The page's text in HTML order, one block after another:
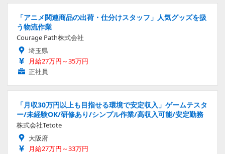
「アニメ関連商品の出荷・仕分けスタッフ」人気グッズを扱
う物流作業
Courage Path株式会社
埼玉県
月給27万円～35万円
正社員
「月収30万円以上も目指せる環境で安定収入」ゲームテスタ
ー/未経験OK/研修あり/シンプル作業/高収入可能/安定勤務
株式会社Tetote
大阪府
月給27万円～33万円